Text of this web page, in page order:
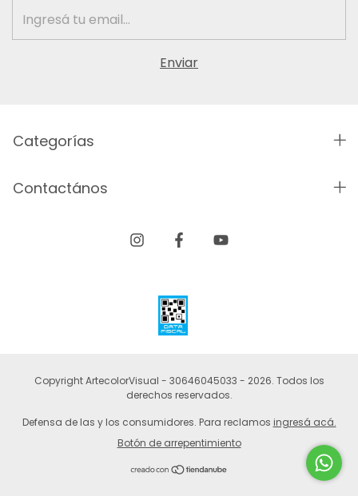
Categorías
Contactános
Copyright ArtecolorVisual - 30646045033 - 2026. Todos los
derechos reservados.
Defensa de las y los consumidores. Para reclamos ingresá acá.
Botón de arrepentimiento